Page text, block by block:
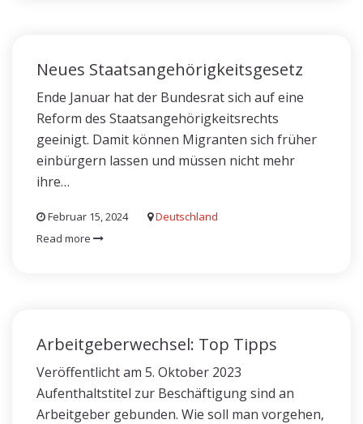
Neues Staatsangehörigkeitsgesetz
Ende Januar hat der Bundesrat sich auf eine
Reform des Staatsangehörigkeitsrechts
geeinigt. Damit können Migranten sich früher
einbürgern lassen und müssen nicht mehr
ihre…
Februar 15, 2024
Deutschland
Read more
Arbeitgeberwechsel: Top Tipps
Veröffentlicht am 5. Oktober 2023
Aufenthaltstitel zur Beschäftigung sind an
Arbeitgeber gebunden. Wie soll man vorgehen,